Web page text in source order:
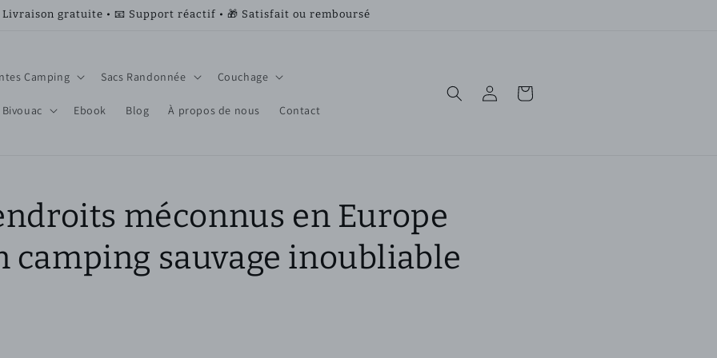
Livraison gratuite • 📧 Support réactif • 🎁 Satisfait ou remboursé
Camping Sacs Randonnée Couchage
Ebook Blog À propos de nous Contact
Connexion Panier
méconnus en Europe
camping sauvage inoubliable